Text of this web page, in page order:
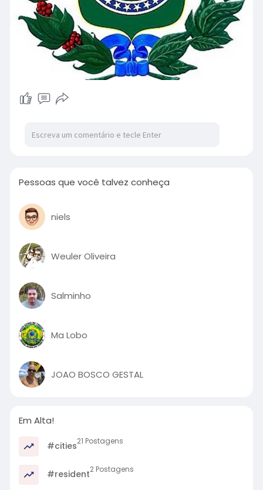
Pessoas que você talvez conheça
niels
Weuler Oliveira
Salminho
Ma Lobo
JOAO BOSCO GESTAL
Em Alta!
#cities21 Postagens
#resident2 Postagens